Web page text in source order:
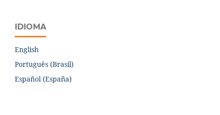
IDIOMA
English
Português (Brasil)
Español (España)